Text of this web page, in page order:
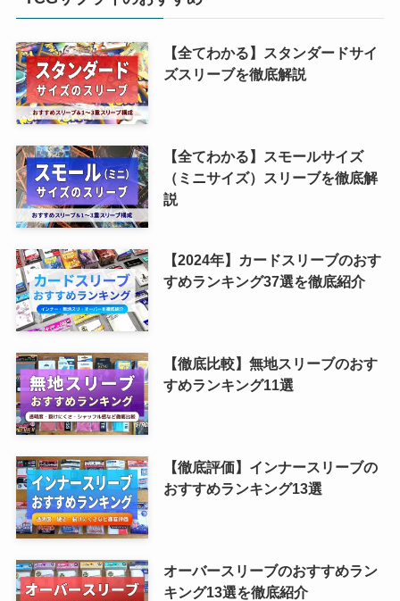
【全てわかる】スタンダードサイ
ズスリーブを徹底解説
【全てわかる】スモールサイズ
（ミニサイズ）スリーブを徹底解
説
【2024年】カードスリーブのおす
すめランキング37選を徹底紹介
【徹底比較】無地スリーブのおす
すめランキング11選
【徹底評価】インナースリーブの
おすすめランキング13選
オーバースリーブのおすすめラン
キング13選を徹底紹介